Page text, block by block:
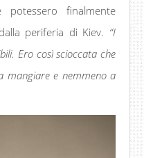
potessero finalmente
periferia di Kiev. “I
Ero così scioccata che
mangiare e nemmeno a